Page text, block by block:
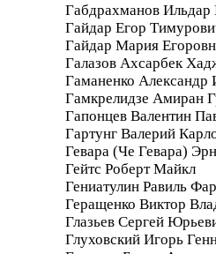
Габдрахманов Ильдар
Гайдар Егор
Гайдар Мария
Галазов Ахсарбек
Гаманенко Александр
Гамкрелидзе Амиран
Гапонцев Валентин
Гартунг Валерий
Гевара (Че Гевара)
Гейтс Роберт Майкл
Гениатулин Равиль
Геращенко Виктор
Глазьев Сергей
Глуховский Игорь